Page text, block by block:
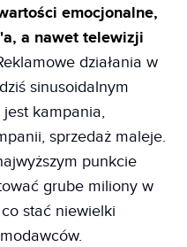
emocjonalne,
a nawet telewizji
działania w
sinusoidalnym
jest kampania,
sprzedaż maleje.
punkcie
grube miliony w
stać niewielki